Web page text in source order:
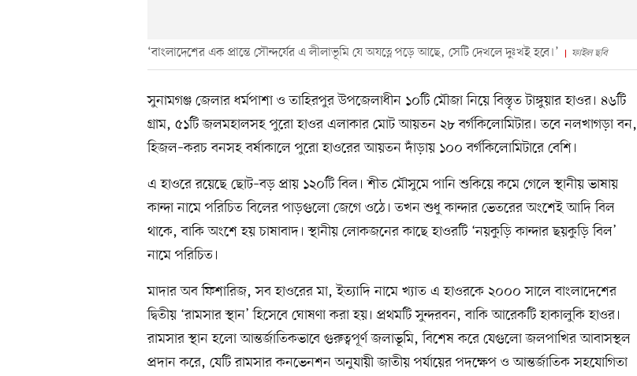
‘বাংলাদেশের এক প্রান্তে সৌন্দর্যের এ লীলাভূমি যে অযত্নে পড়ে আছে, সেটি দেখলে দুঃখই হবে।’ ফাইল ছবি
সুনামগঞ্জ জেলার ধর্মপাশা ও তাহিরপুর উপজেলাধীন ১০টি মৌজা নিয়ে বিস্তৃত টাঙ্গুয়ার হাওর। ৪৬টি
গ্রাম, ৫১টি জলমহালসহ পুরো হাওর এলাকার মোট আয়তন ২৮ বর্গকিলোমিটার। তবে নলখাগড়া বন,
হিজল–করচ বনসহ বর্ষাকালে পুরো হাওরের আয়তন দাঁড়ায় ১০০ বর্গকিলোমিটারে বেশি।
এ হাওরে রয়েছে ছোট–বড় প্রায় ১২০টি বিল। শীত মৌসুমে পানি শুকিয়ে কমে গেলে স্থানীয় ভাষায়
কান্দা নামে পরিচিত বিলের পাড়গুলো জেগে ওঠে। তখন শুধু কান্দার ভেতরের অংশেই আদি বিল
থাকে, বাকি অংশে হয় চাষাবাদ। স্থানীয় লোকজনের কাছে হাওরটি ‘নয়কুড়ি কান্দার ছয়কুড়ি বিল’
নামে পরিচিত।
মাদার অব ফিশারিজ, সব হাওরের মা, ইত্যাদি নামে খ্যাত এ হাওরকে ২০০০ সালে বাংলাদেশের
দ্বিতীয় ‘রামসার স্থান’ হিসেবে ঘোষণা করা হয়। প্রথমটি সুন্দরবন, বাকি আরেকটি হাকালুকি হাওর।
রামসার স্থান হলো আন্তর্জাতিকভাবে গুরুত্বপূর্ণ জলাভূমি, বিশেষ করে যেগুলো জলপাখির আবাসস্থল
প্রদান করে, যেটি রামসার কনভেনশন অনুযায়ী জাতীয় পর্যায়ের পদক্ষেপ ও আন্তর্জাতিক সহযোগিতা